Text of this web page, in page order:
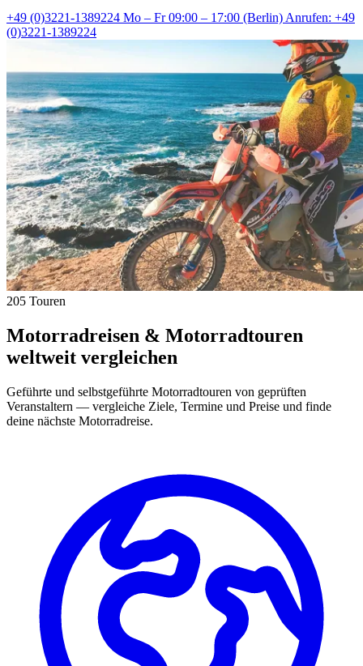
+49 (0)3221-1389224 Mo – Fr 09:00 – 17:00 (Berlin)Anrufen: +49
(0)3221-1389224
205 Touren
Motorradreisen & Motorradtouren
weltweit vergleichen
Geführte und selbstgeführte Motorradtouren von geprüften
Veranstaltern — vergleiche Ziele, Termine und Preise und finde
deine nächste Motorradreise.